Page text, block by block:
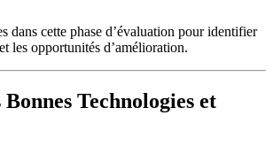
dans cette phase d’évaluation pour identifier
les opportunités d’amélioration.
Technologies et